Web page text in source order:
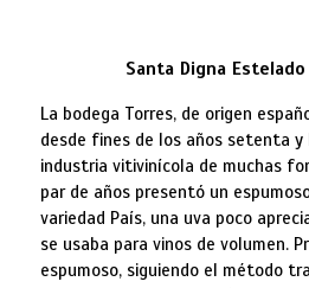
Santa Digna Estelado
La bodega Torres, de origen
desde fines de los años setenta y
industria vitivinícola de muchas
par de años presentó un
variedad País, una uva poco
se usaba para vinos de volumen.
espumoso, siguiendo el método